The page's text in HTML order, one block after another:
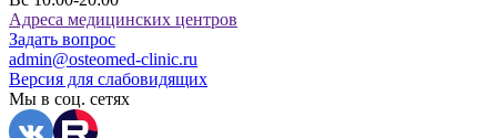
Адреса медицинских центров
Задать вопрос
admin@osteomed-clinic.ru
Версия для слабовидящих
Мы в соц. сетях